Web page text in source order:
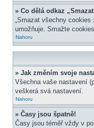
» Co dělá odkaz
„Smazat všechny
umožňuje. Smažte
Nahoru
» Jak změním svoje
Všechna vaše nastavení
veškerá svá nastavení.
Nahoru
» Časy jsou špatně!
Časy jsou téměř vždy v